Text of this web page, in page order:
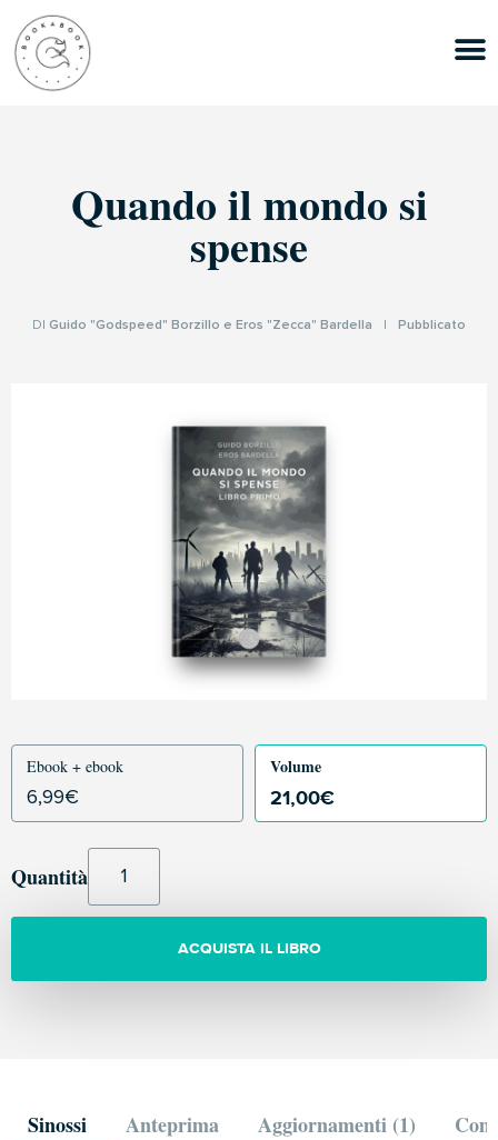
Quando il mondo si
spense
DI Guido "Godspeed" Borzillo e Eros "Zecca" Bardella Pubblicato
Ebook + ebook
6,99€
Volume
21,00€
Quantità
ACQUISTA IL LIBRO
Sinossi Anteprima Aggiornamenti (1)